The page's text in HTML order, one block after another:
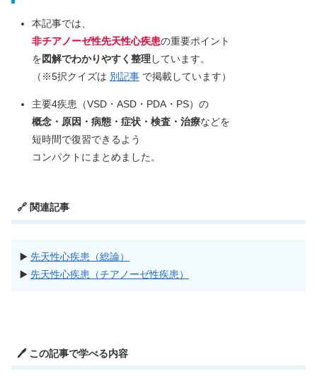
本記事では、
非チアノーゼ性先天性心疾患の重要ポイント
を図解でわかりやすく整理しています。
（※5択クイズは 別記事で掲載しています）
主要4疾患（VSD・ASD・PDA・PS）の
概念・原因・病態・症状・検査・治療などを
短時間で復習できるよう
コンパクトにまとめました。
🔗 関連記事
▶️ 先天性心疾患（総論）
▶️ 先天性心疾患（チアノーゼ性疾患）
🖊️ この記事で学べる内容